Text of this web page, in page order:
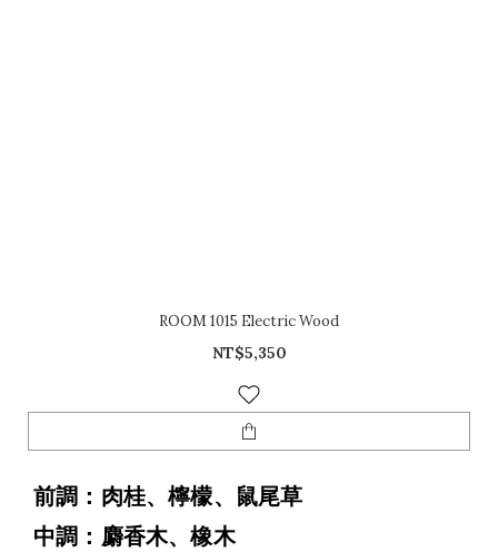
ROOM 1015 Electric Wood
NT$5,350
前調：肉桂、檸檬、鼠尾草
中調：麝香木、橡木